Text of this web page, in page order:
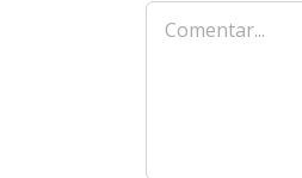
Comentar